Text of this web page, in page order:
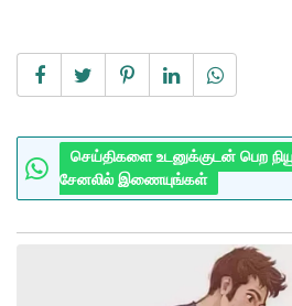
செய்திகளை உடனுக்குடன் பெற
சேனலில் இணையுங்கள்